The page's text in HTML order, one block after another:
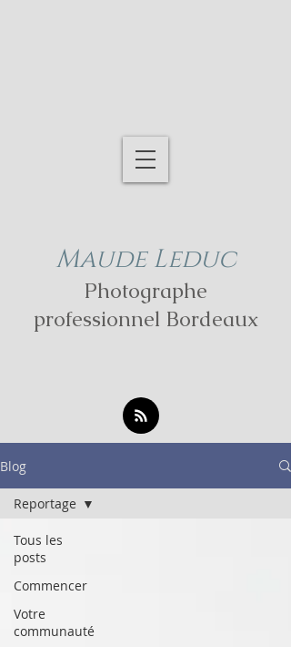
Maude Leduc
Photographe
professionnel Bordeaux
Blog
Tous les
posts
Commencer
Votre
communauté
Reportage